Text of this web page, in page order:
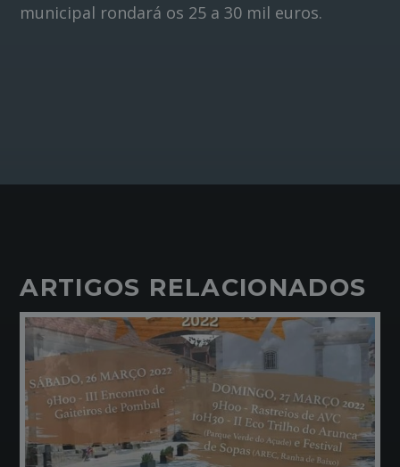
municipal rondará os 25 a 30 mil euros.
ARTIGOS RELACIONADOS